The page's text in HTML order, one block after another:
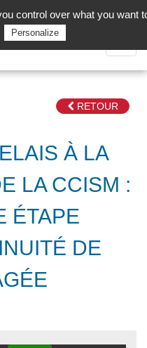
disabled.
la
RETOUR
À LA
LA CCISM :
ÉTAPE
DE
control over what you want
Personalize